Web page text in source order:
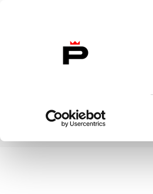
Etusivulle
Etusivu